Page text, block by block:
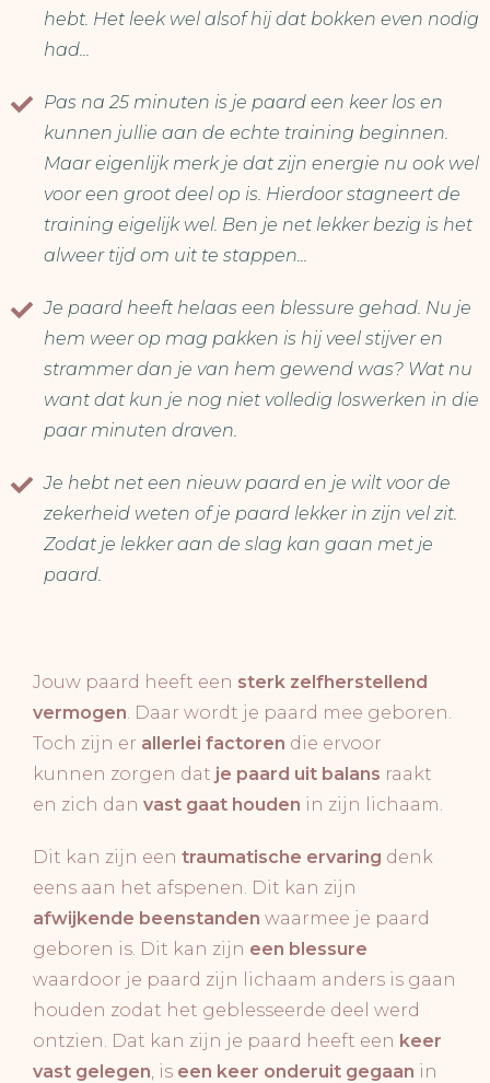
hebt. Het leek wel alsof hij dat bokken even nodig
had...
Pas na 25 minuten is je paard een keer los en
kunnen jullie aan de echte training beginnen.
Maar eigenlijk merk je dat zijn energie nu ook wel
voor een groot deel op is. Hierdoor stagneert de
training eigelijk wel. Ben je net lekker bezig is het
alweer tijd om uit te stappen...
Je paard heeft helaas een blessure gehad. Nu je
hem weer op mag pakken is hij veel stijver en
strammer dan je van hem gewend was? Wat nu
want dat kun je nog niet volledig loswerken in die
paar minuten draven.
Je hebt net een nieuw paard en je wilt voor de
zekerheid weten of je paard lekker in zijn vel zit.
Zodat je lekker aan de slag kan gaan met je
paard.
Jouw paard heeft een sterk zelfherstellend
vermogen. Daar wordt je paard mee geboren.
Toch zijn er allerlei factoren die ervoor
kunnen zorgen dat je paard uit balans raakt
en zich dan vast gaat houden in zijn lichaam.
Dit kan zijn een traumatische ervaring denk
eens aan het afspenen. Dit kan zijn
afwijkende beenstanden waarmee je paard
geboren is. Dit kan zijn een blessure
waardoor je paard zijn lichaam anders is gaan
houden zodat het geblesseerde deel werd
ontzien. Dat kan zijn je paard heeft een keer
vast gelegen, is een keer onderuit gegaan in